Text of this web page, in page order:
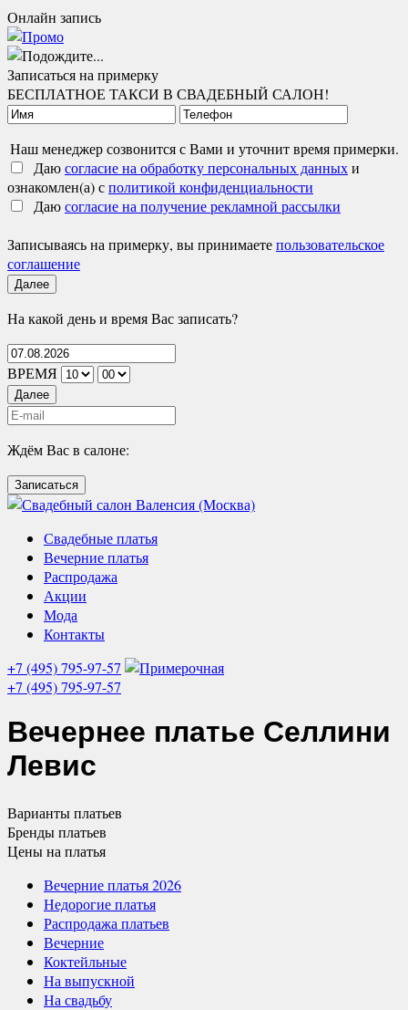
Онлайн запись
Записаться на примерку
БЕСПЛАТНОЕ ТАКСИ В СВАДЕБНЫЙ САЛОН!
Наш менеджер созвонится с Вами и уточнит время примерки.
Даюсогласие на обработку персональных данныхи
ознакомлен(а) сполитикой конфиденциальности
Даюсогласие на получение рекламной рассылки
Записываясь на примерку, вы принимаетепользовательское
соглашение
Далее
На какой день и время Вас записать?
ВРЕМЯ
Далее
Ждём Вас в салоне:
Записаться
Свадебные платья
Вечерние платья
Распродажа
Акции
Мода
Контакты
+7 (495) 795-97-57
+7 (495) 795-97-57
Вечернее платье Селлини
Левис
Вариантыплатьев
Брендыплатьев
Ценына платья
Вечерние платья 2026
Недорогие платья
Распродажа платьев
Вечерние
Коктейльные
На выпускной
На свадьбу